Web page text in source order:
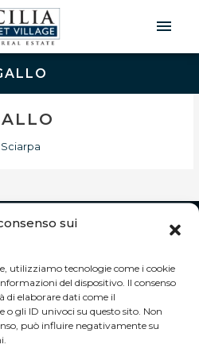
sui
utilizziamo tecnologie come i cookie
del dispositivo. Il consenso
di elaborare dati come il
gli ID univoci su questo sito. Non
può influire negativamente su
Sciarpa
Agira (EN)